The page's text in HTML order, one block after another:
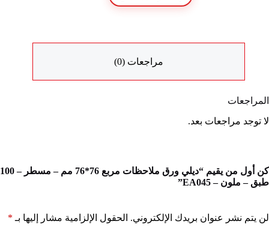
مراجعات (0)
المراجعات
لا توجد مراجعات بعد.
كن أول من يقيم “ديلي ورق ملاحظات مربع 76*76 مم – مسطر – 100
طبق – ملون – EA045”
لن يتم نشر عنوان بريدك الإلكتروني. الحقول الإلزامية مشار إليها بـ *